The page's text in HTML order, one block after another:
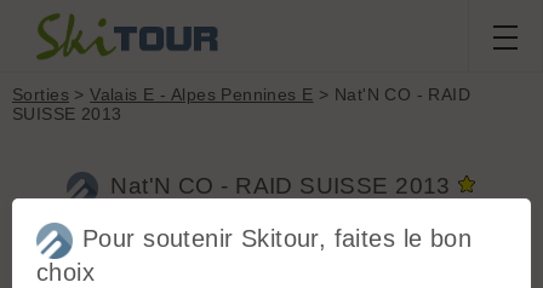
Sorties >Valais E - Alpes Pennines E > Nat'N CO - RAID
SUISSE 2013
Nat'N CO - RAID SUISSE 2013
Sortie du
Pour soutenir Skitour, faites le bon
choix